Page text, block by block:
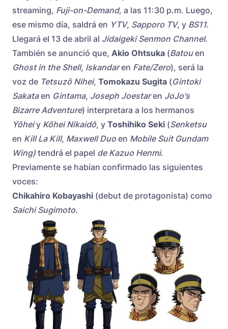
streaming, Fuji-on-Demand, a las 11:30 p.m. Luego,
ese mismo día, saldrá en YTV, Sapporo TV, y BS11.
Llegará el 13 de abril al Jidaigeki Senmon Channel.
También se anunció que, Akio Ohtsuka (Batouen
Ghost in the Shell, Iskandaren Fate/Zero), será la
voz de Tetsuzō Nihei, Tomokazu Sugita (Gintoki
Sakataen Gintama, Joseph Joestaren JoJo's
Bizarre Adventure) interpretara a los hermanos
Yōheiy Kōhei Nikaidō, y Toshihiko Seki (Senketsu
en Kill La Kill, Maxwell Duo en Mobile Suit Gundam
Wing) tendrá el papel de Kazuo Henmi.
Previamente se habían confirmado las siguientes
voces:
Chikahiro Kobayashi (debut de protagonista) como
Saichi Sugimoto.